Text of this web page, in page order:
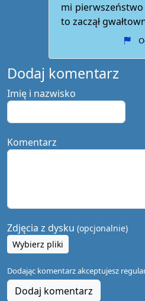
mi pierwszeństwo
to zaczął
Dodaj komentarz
Imię i nazwisko
Komentarz
Zdjęcia z dysku (opcjonalnie)
Wybierz pliki
Dodając komentarz akceptujesz
Dodaj komentarz